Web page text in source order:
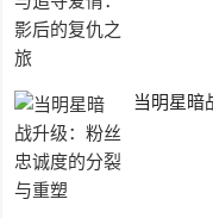
当明星暗